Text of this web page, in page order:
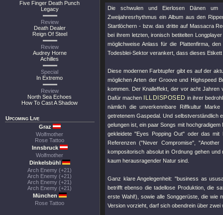
Five Finger Death Punch
Legacy
Review
Death Dealer
Reign Of Steel
Review
Audrey Horne
Achilles
Special
In Extremo
Review
North Sea Echoes
How To Cast A Shadow
Upcoming Live
Graz
Wolfmother
Rose Tattoo
Innsbruck
Wolfmother
Dinkelsbühl
Arch Enemy (+21)
Arch Enemy (+21)
Arch Enemy (+21)
Arch Enemy (+21)
München
Rose Tattoo
Die schwulen und Eierlosen Dänen um
Zweijahresrhythmus ein Album aus den
Startlöchern - bzw. das dritte auf Massacra
bei ihrem letzten, ironisch betitelten
möglichweise Anlass für die Plattenfirma,
Todesblei-Sektor verankert, dass dieses
Diese modernen Farbtupfer gibt es auf der
möglichen Arten der Groove und Highspeed
kommen. Der Knalleffekt, der vor acht Jahren
Dafür machen
ILLDISPOSED in ihrer
nämlich die unverkennbare Riffkultur Marke
getretenem Gaspedal. Und selbstverständlich
gelungen ist, ein paar Songs mit
gekleidete"Eyes Popping Out" oder das mit
Referenzen ("Never Compromise","Another
kompositorisch absolut in Ordnung gehen
kaum herausragender Natur sind.
Ganz klare Angelegenheit: "business as
betrifft ebenso die tadellose Produktion, die
erste Wahl!), sowie alle Songgerüste, die wie
Version vorzieht, darf sich obendrein über